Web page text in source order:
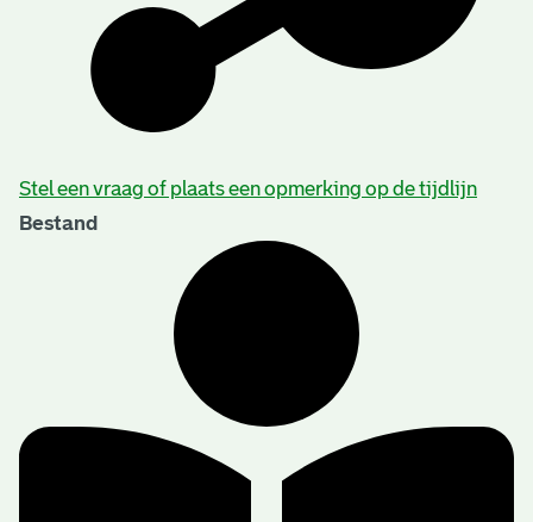
Stel een vraag of plaats een opmerking op de tijdlijn
Bestand